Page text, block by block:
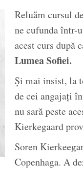
Reluăm cursul
ne cufunda într-
acest curs după
Lumea Sofiei.
Și mai insist, la
de cei angajați
nu sară peste
Kierkegaard
Soren
Copenhaga. A